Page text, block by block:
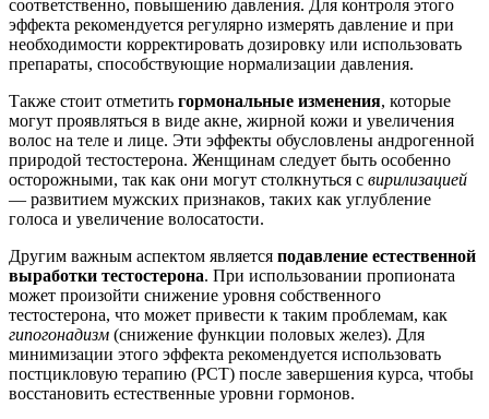
соответственно, повышению давления. Для контроля этого
эффекта рекомендуется регулярно измерять давление и при
необходимости корректировать дозировку или использовать
препараты, способствующие нормализации давления.
Также стоит отметить гормональные изменения, которые
могут проявляться в виде акне, жирной кожи и увеличения
волос на теле и лице. Эти эффекты обусловлены андрогенной
природой тестостерона. Женщинам следует быть особенно
осторожными, так как они могут столкнуться с вирилизацией
— развитием мужских признаков, таких как углубление
голоса и увеличение волосатости.
Другим важным аспектом является подавление естественной
выработки тестостерона. При использовании пропионата
может произойти снижение уровня собственного
тестостерона, что может привести к таким проблемам, как
гипогонадизм (снижение функции половых желез). Для
минимизации этого эффекта рекомендуется использовать
постцикловую терапию (PCT) после завершения курса, чтобы
восстановить естественные уровни гормонов.